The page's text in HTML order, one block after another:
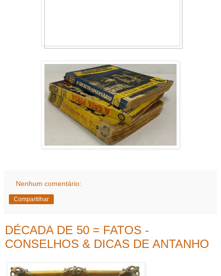
Nenhum comentário:
Compartilhar
DÉCADA DE 50 = FATOS -
CONSELHOS & DICAS DE ANTANHO